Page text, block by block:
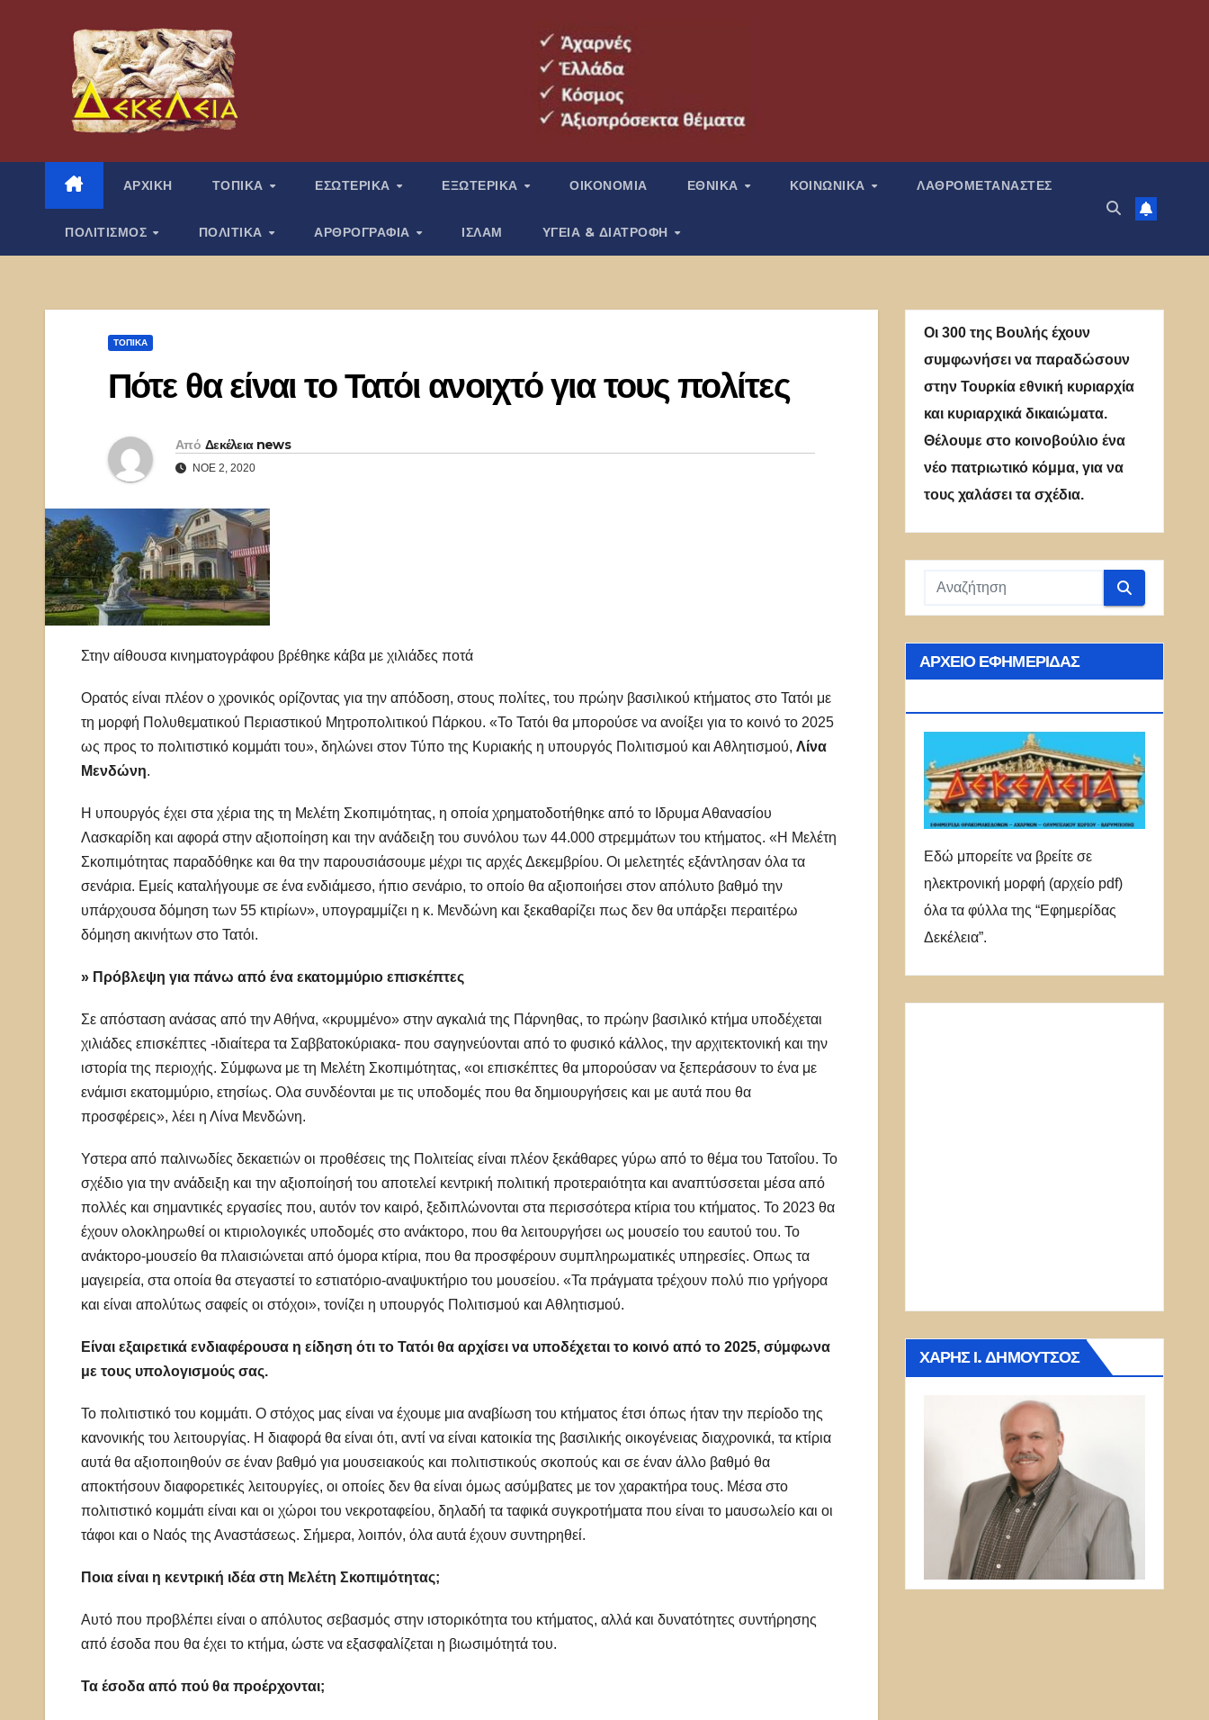
περιεχόμενο
ΑΡΧΙΚΗ ΤΟΠΙΚΑ ΕΣΩΤΕΡΙΚΑ ΕΞΩΤΕΡΙΚΑ ΟΙΚΟΝΟΜΙΑ ΕΘΝΙΚΑ ΚΟΙΝΩΝΙΚΑ ΛΑΘΡΟΜΕΤΑΝΑΣΤΕΣ
ΠΟΛΙΤΙΣΜΟΣ ΠΟΛΙΤΙΚΑ ΑΡΘΡΟΓΡΑΦΙΑ ΙΣΛΑΜ ΥΓΕΙΑ & ΔΙΑΤΡΟΦΗ
ΤΟΠΙΚΑ
Πότε θα είναι το Τατόι ανοιχτό για τους πολίτες
Από Δεκέλεια news
ΝΟΈ 2, 2020
Στην αίθουσα κινηματογράφου βρέθηκε κάβα με χιλιάδες ποτά
Ορατός είναι πλέον ο χρονικός ορίζοντας για την απόδοση, στους πολίτες, του πρώην βασιλικού κτήματος στο Τατόι με
τη μορφή Πολυθεματικού Περιαστικού Μητροπολιτικού Πάρκου. «Το Τατόι θα μπορούσε να ανοίξει για το κοινό το 2025
ως προς το πολιτιστικό κομμάτι του», δηλώνει στον Τύπο της Κυριακής η υπουργός Πολιτισμού και Αθλητισμού, Λίνα
Μενδώνη.
Η υπουργός έχει στα χέρια της τη Μελέτη Σκοπιμότητας, η οποία χρηματοδοτήθηκε από το Ιδρυμα Αθανασίου
Λασκαρίδη και αφορά στην αξιοποίηση και την ανάδειξη του συνόλου των 44.000 στρεμμάτων του κτήματος. «Η Μελέτη
Σκοπιμότητας παραδόθηκε και θα την παρουσιάσουμε μέχρι τις αρχές Δεκεμβρίου. Οι μελετητές εξάντλησαν όλα τα
σενάρια. Εμείς καταλήγουμε σε ένα ενδιάμεσο, ήπιο σενάριο, το οποίο θα αξιοποιήσει στον απόλυτο βαθμό την
υπάρχουσα δόμηση των 55 κτιρίων», υπογραμμίζει η κ. Μενδώνη και ξεκαθαρίζει πως δεν θα υπάρξει περαιτέρω
δόμηση ακινήτων στο Τατόι.
» Πρόβλεψη για πάνω από ένα εκατομμύριο επισκέπτες
Σε απόσταση ανάσας από την Αθήνα, «κρυμμένο» στην αγκαλιά της Πάρνηθας, το πρώην βασιλικό κτήμα υποδέχεται
χιλιάδες επισκέπτες -ιδιαίτερα τα Σαββατοκύριακα- που σαγηνεύονται από το φυσικό κάλλος, την αρχιτεκτονική και την
ιστορία της περιοχής. Σύμφωνα με τη Μελέτη Σκοπιμότητας, «οι επισκέπτες θα μπορούσαν να ξεπεράσουν το ένα με
ενάμισι εκατομμύριο, ετησίως. Ολα συνδέονται με τις υποδομές που θα δημιουργήσεις και με αυτά που θα
προσφέρεις», λέει η Λίνα Μενδώνη.
Υστερα από παλινωδίες δεκαετιών οι προθέσεις της Πολιτείας είναι πλέον ξεκάθαρες γύρω από το θέμα του Τατοΐου. Το
σχέδιο για την ανάδειξη και την αξιοποίησή του αποτελεί κεντρική πολιτική προτεραιότητα και αναπτύσσεται μέσα από
πολλές και σημαντικές εργασίες που, αυτόν τον καιρό, ξεδιπλώνονται στα περισσότερα κτίρια του κτήματος. Το 2023 θα
έχουν ολοκληρωθεί οι κτιριολογικές υποδομές στο ανάκτορο, που θα λειτουργήσει ως μουσείο του εαυτού του. Το
ανάκτορο-μουσείο θα πλαισιώνεται από όμορα κτίρια, που θα προσφέρουν συμπληρωματικές υπηρεσίες. Οπως τα
μαγειρεία, στα οποία θα στεγαστεί το εστιατόριο-αναψυκτήριο του μουσείου. «Τα πράγματα τρέχουν πολύ πιο γρήγορα
και είναι απολύτως σαφείς οι στόχοι», τονίζει η υπουργός Πολιτισμού και Αθλητισμού.
Είναι εξαιρετικά ενδιαφέρουσα η είδηση ότι το Τατόι θα αρχίσει να υποδέχεται το κοινό από το 2025, σύμφωνα
με τους υπολογισμούς σας.
Το πολιτιστικό του κομμάτι. Ο στόχος μας είναι να έχουμε μια αναβίωση του κτήματος έτσι όπως ήταν την περίοδο της
κανονικής του λειτουργίας. Η διαφορά θα είναι ότι, αντί να είναι κατοικία της βασιλικής οικογένειας διαχρονικά, τα κτίρια
αυτά θα αξιοποιηθούν σε έναν βαθμό για μουσειακούς και πολιτιστικούς σκοπούς και σε έναν άλλο βαθμό θα
αποκτήσουν διαφορετικές λειτουργίες, οι οποίες δεν θα είναι όμως ασύμβατες με τον χαρακτήρα τους. Μέσα στο
πολιτιστικό κομμάτι είναι και οι χώροι του νεκροταφείου, δηλαδή τα ταφικά συγκροτήματα που είναι το μαυσωλείο και οι
τάφοι και ο Ναός της Αναστάσεως. Σήμερα, λοιπόν, όλα αυτά έχουν συντηρηθεί.
Ποια είναι η κεντρική ιδέα στη Μελέτη Σκοπιμότητας;
Αυτό που προβλέπει είναι ο απόλυτος σεβασμός στην ιστορικότητα του κτήματος, αλλά και δυνατότητες συντήρησης
από έσοδα που θα έχει το κτήμα, ώστε να εξασφαλίζεται η βιωσιμότητά του.
Τα έσοδα από πού θα προέρχονται;
Οι 300 της Βουλής έχουν
συμφωνήσει να παραδώσουν
στην Τουρκία εθνική κυριαρχία
και κυριαρχικά δικαιώματα.
Θέλουμε στο κοινοβούλιο ένα
νέο πατριωτικό κόμμα, για να
τους χαλάσει τα σχέδια.
ΑΡΧΕΊΟ ΕΦΗΜΕΡΊΔΑΣ
Εδώ μπορείτε να βρείτε σε
ηλεκτρονική μορφή (αρχείο pdf)
όλα τα φύλλα της “Εφημερίδας
Δεκέλεια”.
ΧΆΡΗΣ Ι. ΔΗΜΟΎΤΣΟΣ